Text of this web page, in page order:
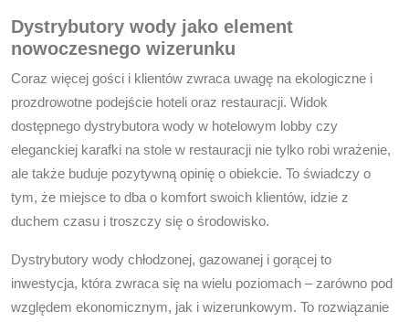
Dystrybutory wody jako element
nowoczesnego wizerunku
Coraz więcej gości i klientów zwraca uwagę na ekologiczne i
prozdrowotne podejście hoteli oraz restauracji. Widok
dostępnego dystrybutora wody w hotelowym lobby czy
eleganckiej karafki na stole w restauracji nie tylko robi wrażenie,
ale także buduje pozytywną opinię o obiekcie. To świadczy o
tym, że miejsce to dba o komfort swoich klientów, idzie z
duchem czasu i troszczy się o środowisko.
Dystrybutory wody chłodzonej, gazowanej i gorącej to
inwestycja, która zwraca się na wielu poziomach – zarówno pod
względem ekonomicznym, jak i wizerunkowym. To rozwiązanie